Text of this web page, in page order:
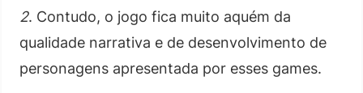
2. Contudo, o jogo fica muito aquém da
qualidade narrativa e de desenvolvimento de
personagens apresentada por esses games.